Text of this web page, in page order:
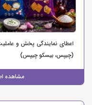
اعطای نمایندگی پخش و
(چیپس، بیسکو چیپس)
مشاهده